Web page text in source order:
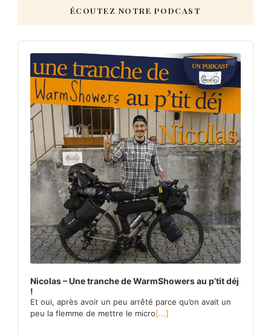
ÉCOUTEZ NOTRE PODCAST
Audio
Player
Nicolas – Une tranche de WarmShowers au p’tit déj
!
Et oui, après avoir un peu arrêté parce qu’on avait un
peu la flemme de mettre le micro[...]